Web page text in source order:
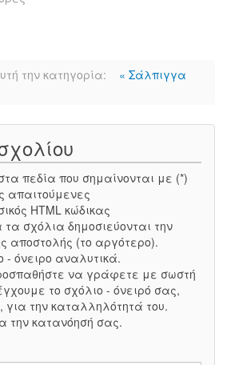
την κατηγορία:
« Σάλπιγγα
πεδία που σημαίνονται με (*)
απαιτούμενες
HTML κώδικας
σχόλια δημοσιεύονται την
αποστολής (το αργότερο).
- όνειρο αναλυτικά.
να γράφετε με σωστή
το σχόλιο - όνειρό σας,
για την καταλληλότητά του.
την κατανόησή σας.